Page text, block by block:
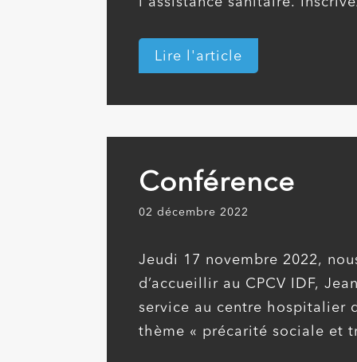
Lire l'article
Conférence
02 décembre 2022
Jeudi 17 novembre 2022,
d’accueillir au CPCV IDF,
service au centre hospitalier
thème « précarité sociale et